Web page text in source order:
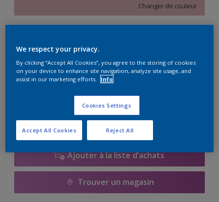
Changer de couleur
Quantité Calculateur de peinture
Calculer
Ajouter à la liste d’achats
Trouver un magasin
We respect your privacy.
By clicking “Accept All Cookies”, you agree to the storing of cookies
on your device to enhance site navigation, analyze site usage, and
assist in our marketing efforts.
Info
Cookies Settings
Reject All
Accept All Cookies